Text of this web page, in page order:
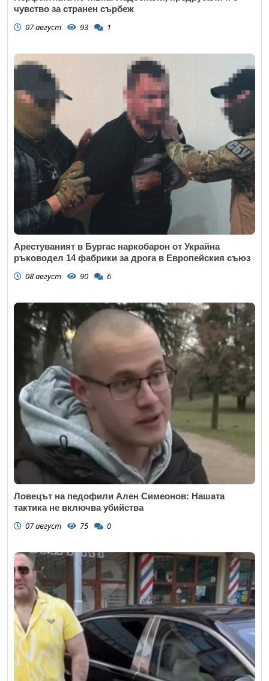
чувство за странен сърбеж
07 август 93 1
Арестуваният в Бургас наркобарон от Украйна
ръководел 14 фабрики за дрога в Европейския съюз
08 август 90 6
Ловецът на педофили Ален Симеонов: Нашата
тактика не включва убийства
07 август 75 0